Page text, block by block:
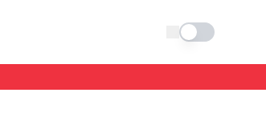
Schimba tema